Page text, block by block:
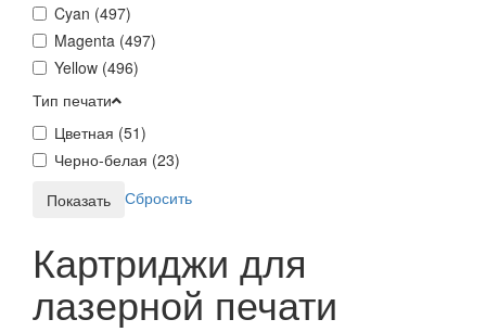
Cyan (497)
Magenta (497)
Yellow (496)
Тип печати
Цветная (51)
Черно-белая (23)
Сбросить
Картриджи для
лазерной печати